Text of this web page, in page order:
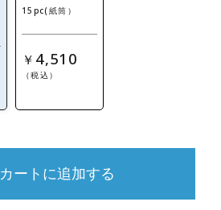
15pc(紙筒）
￥ 4,510
（税込）
カートに追加する